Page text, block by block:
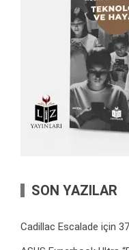
SON YAZILAR
Cadillac Escalade için